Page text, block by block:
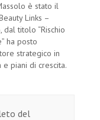
è stato il
Links –
dal titolo “Rischio
ha posto
strategico in
piani di crescita.
del